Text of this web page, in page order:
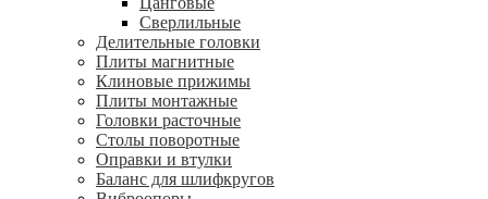
Сверлильные
Делительные головки
Плиты магнитные
Клиновые прижимы
Плиты монтажные
Головки расточные
Столы поворотные
Оправки и втулки
Баланс для шлифкругов